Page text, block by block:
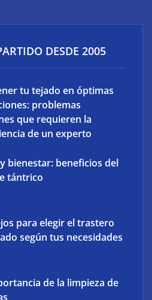
DESDE 2005
tu tejado en óptimas
problemas
que requieren la
de un experto
bienestar: beneficios del
tántrico
para elegir el trastero
según tus necesidades
de la limpieza de